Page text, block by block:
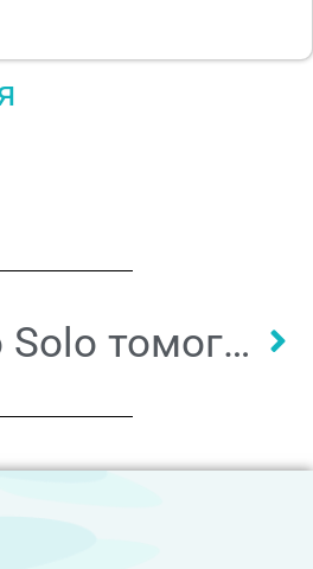
Topcon 3D OCT-1 Maestro Solo томографы